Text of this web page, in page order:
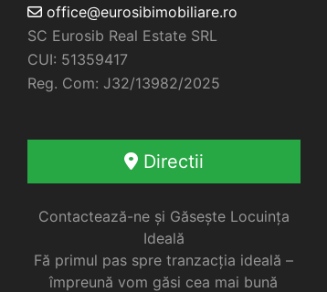
office@eurosibimobiliare.ro
SC Eurosib Real Estate SRL
CUI: 51359417
Reg. Com: J32/13982/2025
Directii
Contactează-ne și Găsește Locuința
Ideală
Fă primul pas spre tranzacția ideală –
împreună vom găsi cea mai bună